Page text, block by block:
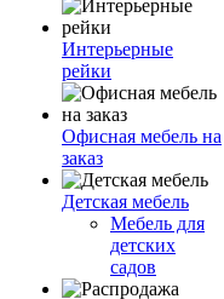
Интерьерные
рейки
Офисная мебель на
заказ
Детская мебель
Мебель для
детских
садов